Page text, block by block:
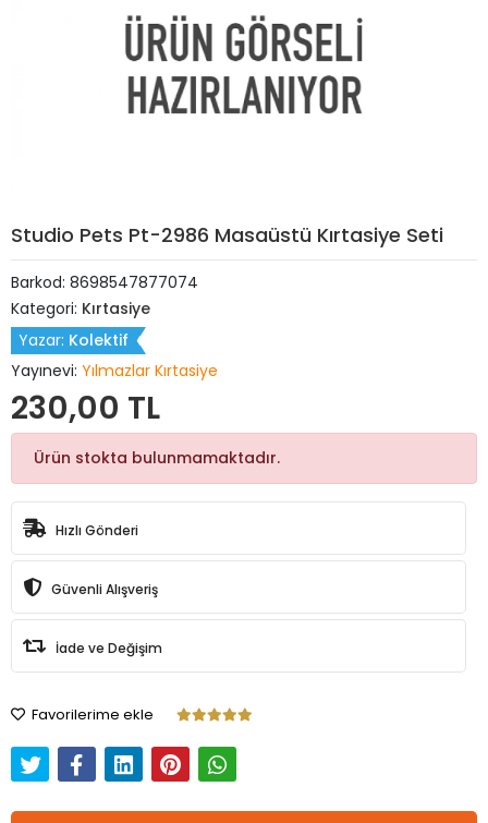
Studio Pets Pt-2986 Masaüstü Kırtasiye Seti
Barkod: 8698547877074
Kategori: Kırtasiye
Yazar: Kolektif
Yayınevi: Yılmazlar Kırtasiye
230,00 TL
Ürün stokta bulunmamaktadır.
Hızlı Gönderi
Güvenli Alışveriş
İade ve Değişim
Favorilerime ekle